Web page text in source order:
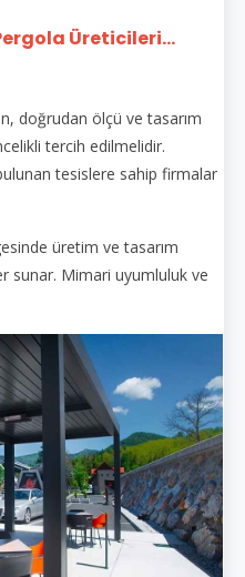
Üreticileri...
doğrudan ölçü ve tasarım
tercih edilmelidir.
tesislere sahip firmalar
üretim ve tasarım
sunar. Mimari uyumluluk ve